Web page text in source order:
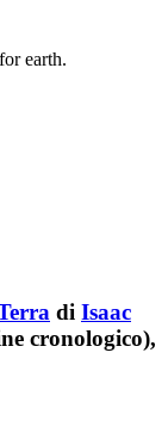
earth.
di Isaac
cronologico),